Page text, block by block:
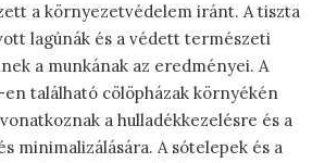
a környezetvédelem iránt. A tiszta
lagúnák és a védett természeti
a munkának az eredményei. A
en található cölöpházak környékén
a hulladékkezelésre és a
minimalizálására. A sótelepek és a